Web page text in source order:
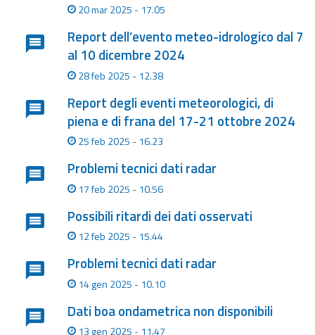
Romagna
Contatti
20 mar 2025 - 17.05
Report dell’evento meteo-idrologico dal 7
al 10 dicembre 2024
28 feb 2025 - 12.38
Report degli eventi meteorologici, di
piena e di frana del 17-21 ottobre 2024
25 feb 2025 - 16.23
Problemi tecnici dati radar
17 feb 2025 - 10.56
Possibili ritardi dei dati osservati
12 feb 2025 - 15.44
Problemi tecnici dati radar
14 gen 2025 - 10.10
Dati boa ondametrica non disponibili
13 gen 2025 - 11.47